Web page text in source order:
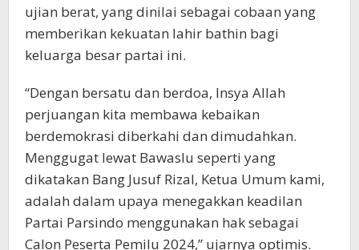
ujian berat, yang dinilai sebagai cobaan yang
memberikan kekuatan lahir bathin bagi
keluarga besar partai ini.
“Dengan bersatu dan berdoa, Insya Allah
perjuangan kita membawa kebaikan
berdemokrasi diberkahi dan dimudahkan.
Menggugat lewat Bawaslu seperti yang
dikatakan Bang Jusuf Rizal, Ketua Umum kami,
adalah dalam upaya menegakkan keadilan
Partai Parsindo menggunakan hak sebagai
Calon Peserta Pemilu 2024,” ujarnya optimis.